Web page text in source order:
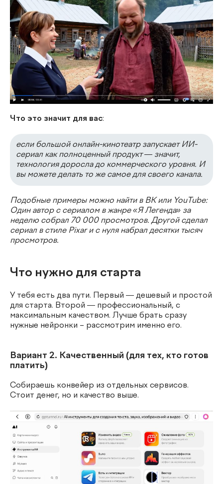
Что это значит для вас:
если большой онлайн-кинотеатр запускает ИИ-
сериал как полноценный продукт — значит,
технология доросла до коммерческого уровня. И
вы можете делать то же самое для своего канала.
Подобные примеры можно найти в ВК или YouTube:
Один автор с сериалом в жанре «Я Легенда» за
неделю собрал 70 000 просмотров. Другой сделал
сериал в стиле Pixar и с нуля набрал десятки тысяч
просмотров.
Что нужно для старта
У тебя есть два пути. Первый — дешевый и простой
для старта. Второй — профессиональный, с
максимальным качеством. Лучше брать сразу
нужные нейронки – рассмотрим именно его.
Вариант 2. Качественный (для тех, кто готов
платить)
Собираешь конвейер из отдельных сервисов.
Стоит денег, но и качество выше.